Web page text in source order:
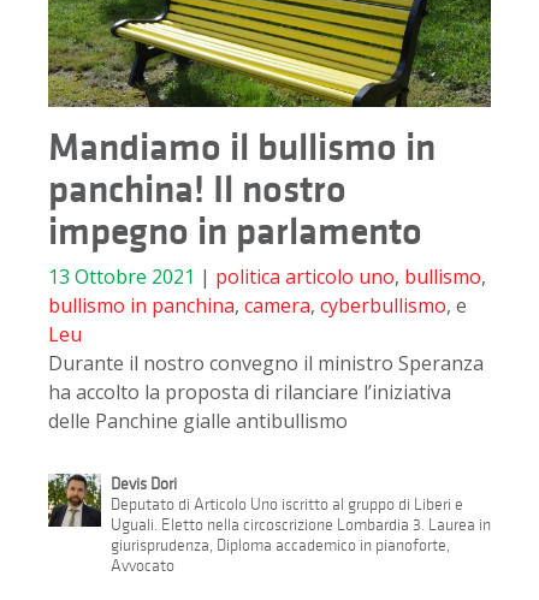
Mandiamo il bullismo in
panchina! Il nostro
impegno in parlamento
13 Ottobre 2021 | politica articolo uno, bullismo,
bullismo in panchina, camera, cyberbullismo, e
Leu
Durante il nostro convegno il ministro Speranza
ha accolto la proposta di rilanciare l’iniziativa
delle Panchine gialle antibullismo
Devis Dori
Deputato di Articolo Uno iscritto al gruppo di Liberi e
Uguali. Eletto nella circoscrizione Lombardia 3. Laurea in
giurisprudenza, Diploma accademico in pianoforte,
Avvocato